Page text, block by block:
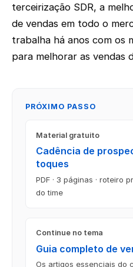
terceirização SDR, a
de vendas em todo o
trabalha há anos com os
para melhorar as vendas
PRÓXIMO PASSO
Material gratuito
Cadência de
toques
PDF · 3 páginas · roteiro
do time
Continue no tema
Guia completo de
Os artigos essenciais do